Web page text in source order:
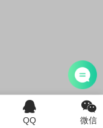
添加微信 登陆/注册
QQ 微信